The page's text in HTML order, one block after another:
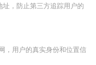
，防止第三方追踪用户的
，用户的真实身份和位置信